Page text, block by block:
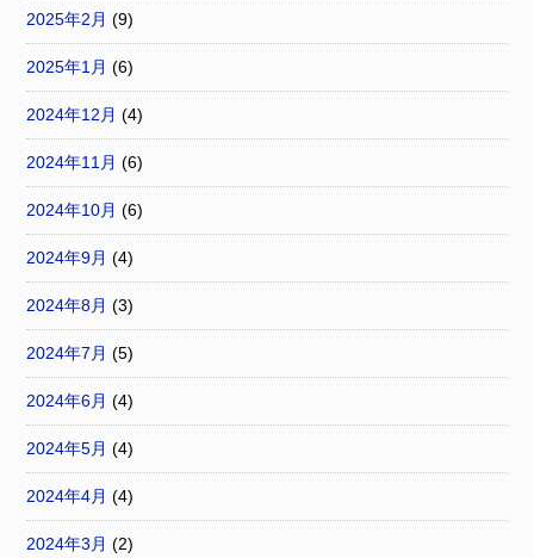
2025年2月 (9)
2025年1月 (6)
2024年12月 (4)
2024年11月 (6)
2024年10月 (6)
2024年9月 (4)
2024年8月 (3)
2024年7月 (5)
2024年6月 (4)
2024年5月 (4)
2024年4月 (4)
2024年3月 (2)